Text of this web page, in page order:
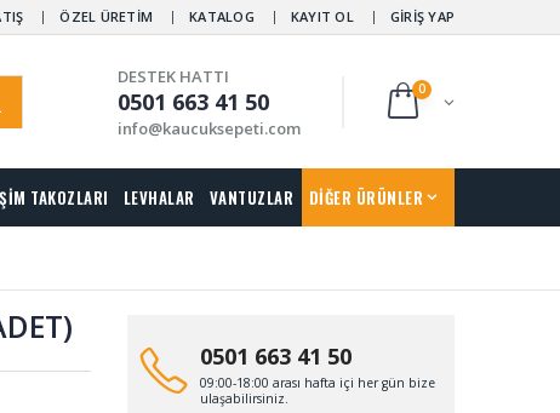
ÖZEL ÜRETİM KATALOG KAYIT OL GİRİŞ YAP
DESTEK HATTI
0501 663 41 50
info@kaucuksepeti.com
0
TAKOZLARI LEVHALAR VANTUZLAR DİĞER ÜRÜNLER
0501 663 41 50
09:00-18:00 arası hafta içi her gün bize
ulaşabilirsiniz.